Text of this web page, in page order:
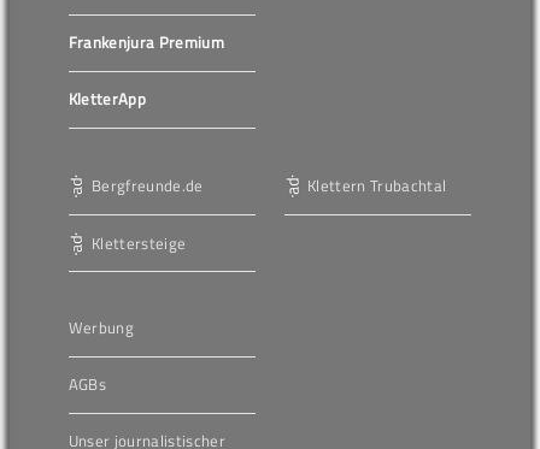
Frankenjura Premium
KletterApp
Bergfreunde.de
Klettersteige
Klettern Trubachtal
Werbung
AGBs
Unser journalistischer